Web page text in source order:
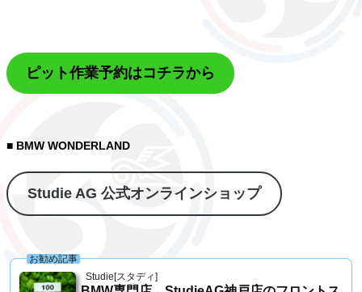
ピット作業予約はコチラから
■ BMW WONDERLAND
Studie AG 公式オンラインショップ
Studie[スタディ]
お勧め記事